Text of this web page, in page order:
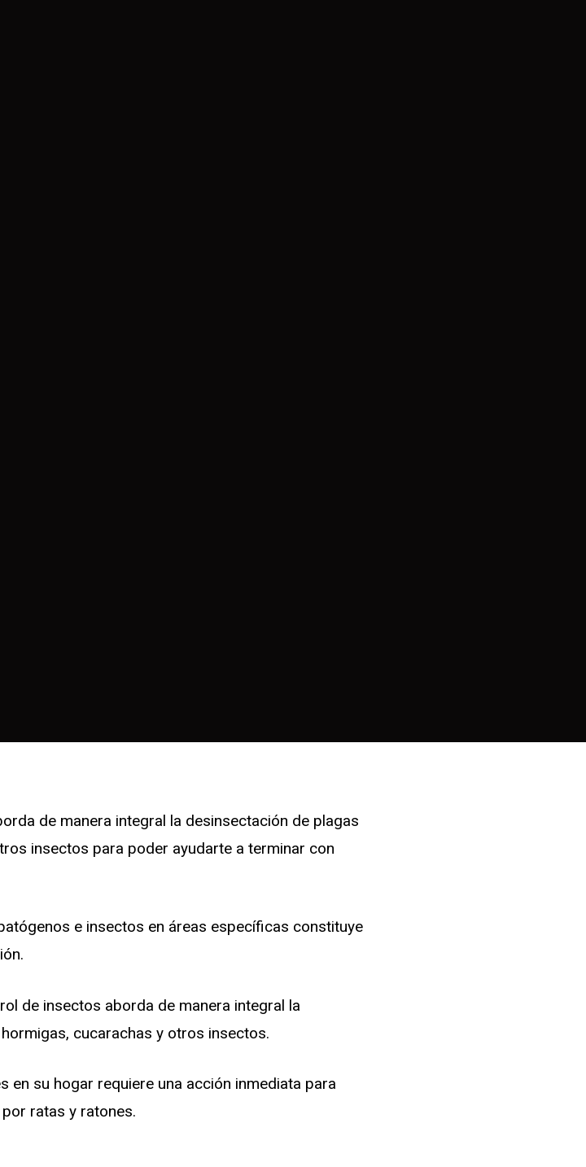
de manera integral la desinsectación de plagas
insectos para poder ayudarte a terminar con
e insectos en áreas específicas constituye
de insectos aborda de manera integral la
cucarachas y otros insectos.
en su hogar requiere una acción inmediata para
ratas y ratones.